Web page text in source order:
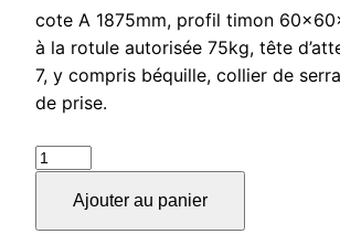
cote A 1875mm, profil timon
à la rotule autorisée 75kg, tête
7, y compris béquille, collier de
de prise.
quantité
TimonAjouter au panier